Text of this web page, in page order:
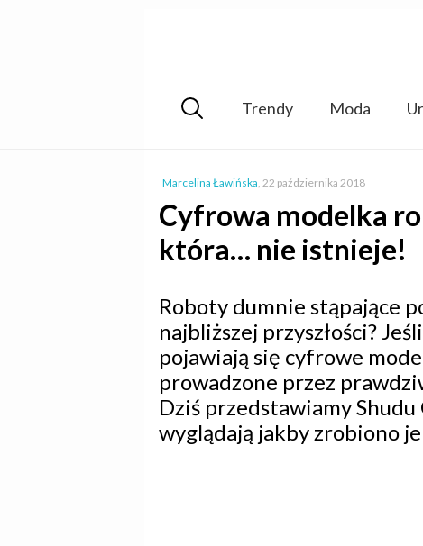
Trendy Moda
Marcelina Ławińska, 22 października 2018
Cyfrowa modelka
która… nie istnieje!
Roboty dumnie stąpające
najbliższej przyszłości?
pojawiają się cyfrowe
prowadzone przez
Dziś przedstawiamy
wyglądają jakby zrobiono